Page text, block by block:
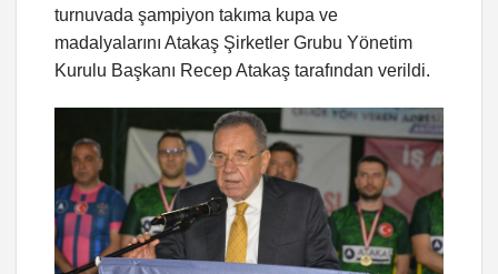
turnuvada şampiyon takıma kupa ve
madalyalarını Atakaş Şirketler Grubu Yönetim
Kurulu Başkanı Recep Atakaş tarafından verildi.